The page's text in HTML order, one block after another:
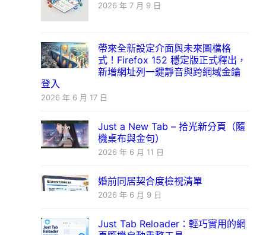
2026 年 7 月 9 日
帶來全新設定介面與未來圖檔格
式！Firefox 152 穩定版正式釋出，
新增網址列一鍵靜音與跨網域金鑰
登入
2026 年 6 月 17 日
Just a New Tab – 拾光新分頁（隨
機桌布與金句）
2026 年 6 月 11 日
婚前同居契合度檢視清單
2026 年 6 月 9 日
Just Tab Reloader：輕巧實用的網